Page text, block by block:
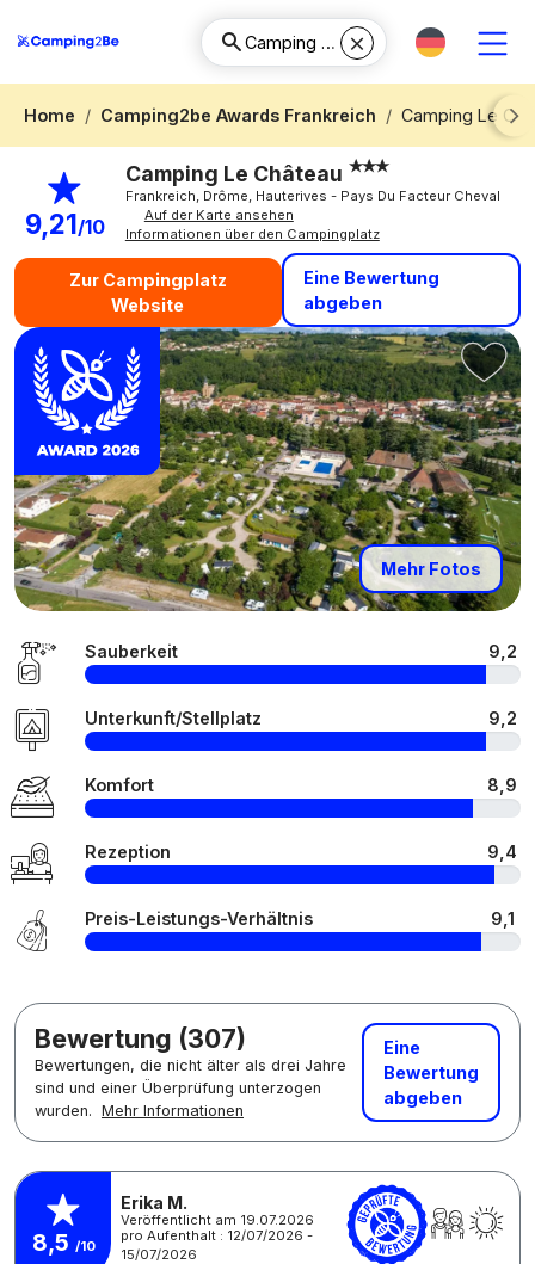
Home Camping2be Awards Frankreich
Camping Le
Next
9,21/10
Camping Le Château
Frankreich, Drôme, Hauterives - Pays Du Facteur Cheval
Auf der Karte ansehen
Informationen über den Campingplatz
Zur Campingplatz
Website
Eine Bewertung
abgeben
Mehr Fotos
Sauberkeit 9,2
Unterkunft/Stellplatz 9,2
Komfort 8,9
Rezeption 9,4
Preis-Leistungs-Verhältnis 9,1
Bewertung (307)
Bewertungen, die nicht älter als drei Jahre
sind und einer Überprüfung unterzogen
wurden. Mehr Informationen
Eine
Bewertung
abgeben
8,5 /10
Erika M.
Veröffentlicht am 19.07.2026
pro Aufenthalt : 12/07/2026 -
15/07/2026